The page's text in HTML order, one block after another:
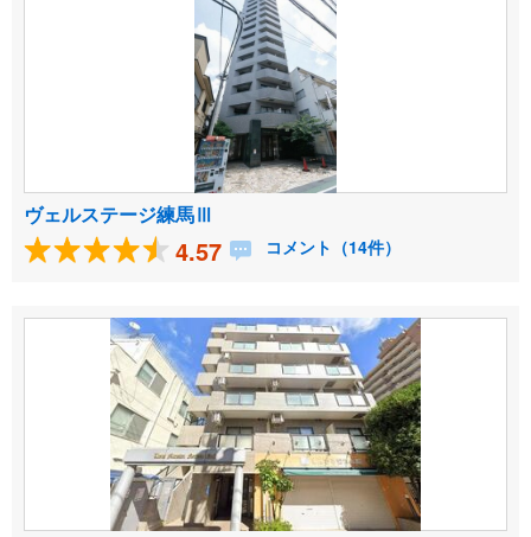
ヴェルステージ練馬Ⅲ
4.57 コメント（14件）